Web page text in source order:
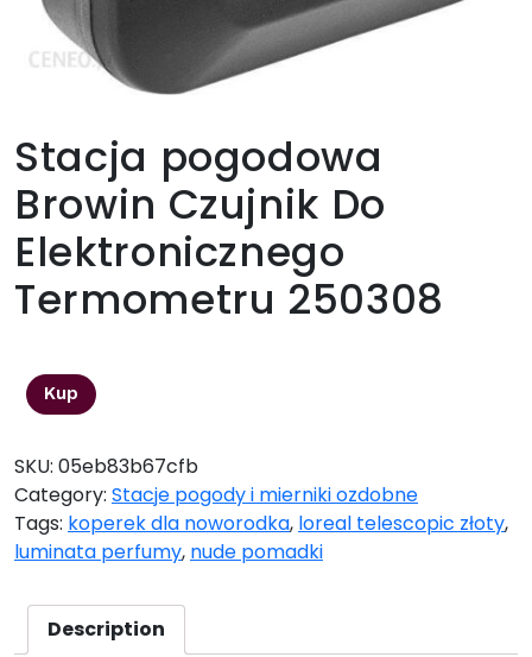
Stacja pogodowa
Browin Czujnik Do
Elektronicznego
Termometru 250308
Kup
SKU: 05eb83b67cfb
Category: Stacje pogody i mierniki ozdobne
Tags: koperek dla noworodka, loreal telescopic złoty,
luminata perfumy, nude pomadki
Description